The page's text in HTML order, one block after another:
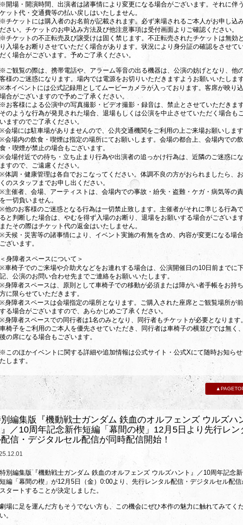
※開場・開演時間、出演者は諸事情により変更になる場合がございます。それに伴
ケット代・交通費等の払い戻しはいたしません。
※チケットには購入者のお名前が記載されます。必ず来場されるご本人がお申し込
ださい。チケットのお申込み方法及び他注意事項は受付画面よりご確認ください。
※チケットの不正転売及び譲受けは固く禁じます。不正転売されたチケットは無効
り入場をお断りさせていただく場合があります。状況により身分証の確認をさせて
だく場合がございます。予めご了承ください。
※ご観覧の際は、携帯電話や、アラーム等音の出る機器は、公演の妨げとなり、他
客様のご迷惑になります。場内では電源をお切りいただきますようお願いいたします
※本イベントには公式記録用としてムービーカメラが入っております。客席が映り
場合がございますので予めご了承ください。
※お客様による公演中の写真撮影・ビデオ撮影・録音は、禁止とさせていただきます
そのような行為が発見された場合、退場もしくは公演を中止させていただく場合も
いますのでご了承ください。
※会場には駐車場がありませんので、公共交通機関をご利用の上ご来場お願いします
※会場内の飲食・喫煙は指定の場所にてお願いします。会場の都合上、会場内での飲
食・喫煙が禁止の場合もございます。
※会場付近での待ち・立ち止まり行為や出演者の追っかけ行為は、近隣のご迷惑に
ますので、ご遠慮ください。
※体調・健康管理は各自でおこなってください。体調不良の方がおられましたら、
くのスタッフまでお申し出ください。
※主催者、会場、アーティストは、会場内での事故・紛失・盗難・ケガ・病気等の
を一切負いません。
※他のお客様のご迷惑となる行為は一切禁止致します。主催者がそれに準じる行為
ると判断した場合は、やむを得ず入場のお断り、退場をお願いする場合がございます
またその際はチケット代の返金はいたしません。
※天候・災害等の諸事情により、イベント実施の有無を含め、内容が変更になる場
ございます。
＜身障者スペースについて＞
※車椅子でのご来場や介助犬などをお連れする場合は、公演開催日の10日前までに下
記、公演のお問い合わせ先までご連絡をお願いいたします。
※身障者スペースは、原則として車椅子での移動が必須または障がい者手帳をお持
方に限らせていただきます。
※身障者スペースは会場指定の場所となります。ご購入された座席とご観覧場所が
する場合がございますので、あらかじめご了承ください。
※身障者スペースでの同行者は1名のみとなり、同行者もチケットが必要となります。
車椅子をご利用のご本人を優先させていただき、同行者は車椅子の横並びでは無く
後の席になる場合もございます。
※このほかイベントに関する詳細や追加情報は公式サイト・公式Xにて随時お知ら
たします。
編集版『機動戦士ガンダム 鉄血のオルフェンズ ウルズハ
』／10周年記念新作短編「幕間の楔」12月5日より先行レン
信・デジタルセル配信が同時配信開始！
特別編集版『機動戦士ガンダム 鉄血のオルフェンズ ウルズハント』／10周年記念
短編「幕間の楔」が12月5日（金）0:00より、先行レンタル配信・デジタルセル配信
スタートすることが決定しました。
劇場に足を運んだ方もそうでない方も、この機会にぜひ本作の魅力に触れてみてく
い。